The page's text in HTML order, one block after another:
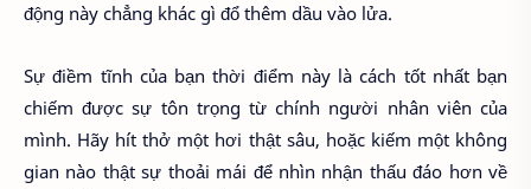
động này chẳng khác gì đổ thêm dầu vào lửa.
Sự điềm tĩnh của bạn thời điểm này là cách tốt nhất bạn
chiếm được sự tôn trọng từ chính người nhân viên của
mình. Hãy hít thở một hơi thật sâu, hoặc kiếm một không
gian nào thật sự thoải mái để nhìn nhận thấu đáo hơn về